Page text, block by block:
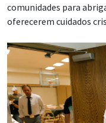
comunidades para
oferecerem cuidados